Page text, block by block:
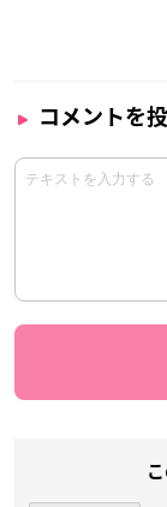
コメントを